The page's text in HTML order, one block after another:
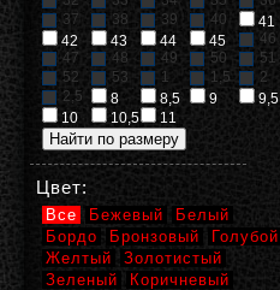
37
38 39 40
41
42
43 44 45
46
47
48 49 50
51
52
53 1 1,5
2
2,5
8 8,5 9
9,5
10
10,5 11
Цвет:
Все Бежевый
Белый
Бордо
Бронзовый
Голубой
Желтый
Золотистый
Зеленый
Коричневый